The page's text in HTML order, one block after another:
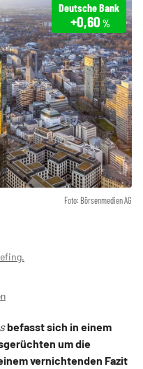
Foto: Börsenmedien AG
Deutsche Bank
+0,60 %
befasst sich in einem
um die
vernichtenden Fazit